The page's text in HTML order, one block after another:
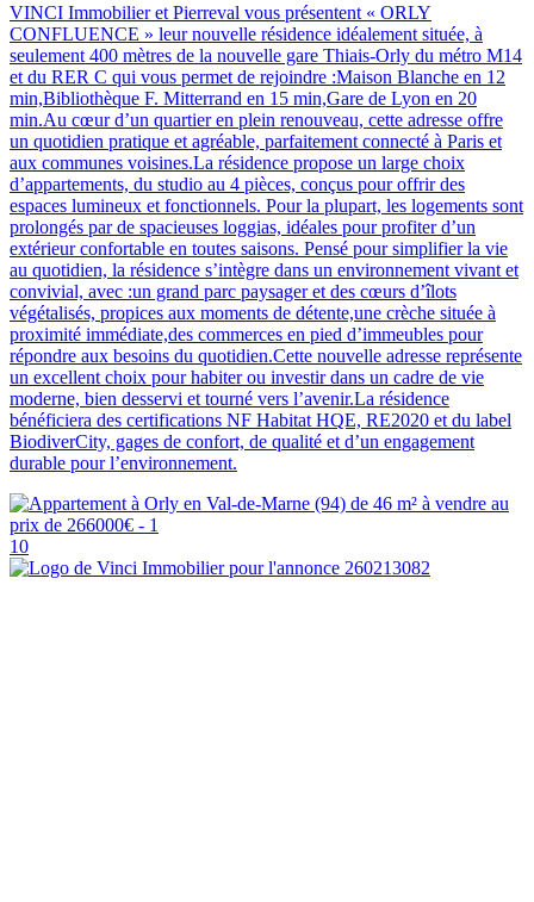
VINCI Immobilier et Pierreval vous présentent « ORLY
CONFLUENCE » leur nouvelle résidence idéalement située, à
seulement 400 mètres de la nouvelle gare Thiais-Orly du métro M14
et du RER C qui vous permet de rejoindre :Maison Blanche en 12
min,Bibliothèque F. Mitterrand en 15 min,Gare de Lyon en 20
min.Au cœur d’un quartier en plein renouveau, cette adresse offre
un quotidien pratique et agréable, parfaitement connecté à Paris et
aux communes voisines.La résidence propose un large choix
d’appartements, du studio au 4 pièces, conçus pour offrir des
espaces lumineux et fonctionnels. Pour la plupart, les logements sont
prolongés par de spacieuses loggias, idéales pour profiter d’un
extérieur confortable en toutes saisons. Pensé pour simplifier la vie
au quotidien, la résidence s’intègre dans un environnement vivant et
convivial, avec :un grand parc paysager et des cœurs d’îlots
végétalisés, propices aux moments de détente,une crèche située à
proximité immédiate,des commerces en pied d’immeubles pour
répondre aux besoins du quotidien.Cette nouvelle adresse représente
un excellent choix pour habiter ou investir dans un cadre de vie
moderne, bien desservi et tourné vers l’avenir.La résidence
bénéficiera des certifications NF Habitat HQE, RE2020 et du label
BiodiverCity, gages de confort, de qualité et d’un engagement
durable pour l’environnement.
10